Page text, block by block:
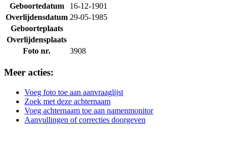
Geboortedatum
16-12-1901
Overlijdensdatum 29-05-1985
Geboorteplaats
Overlijdensplaats
Foto nr.
3908
Meer acties:
Voeg foto toe aan aanvraaglijst
Zoek met deze achternaam
Voeg achternaam toe aan namenmonitor
Aanvullingen of correcties doorgeven